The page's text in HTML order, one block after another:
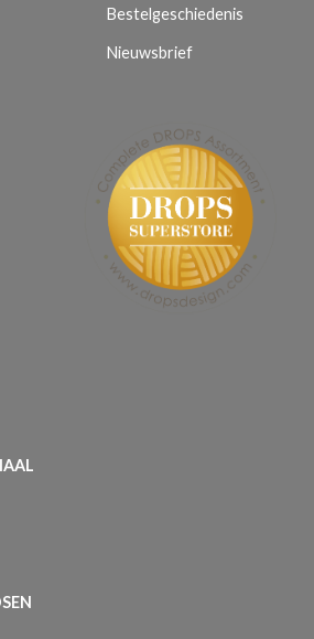
Bestelgeschiedenis
Nieuwsbrief